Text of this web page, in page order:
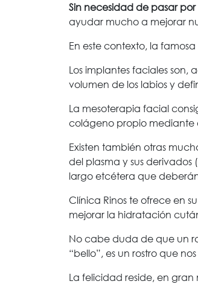
Sin necesidad de pasar
ayudar mucho a mejorar
En este contexto, la
Los implantes faciales
volumen de los labios y
La mesoterapia facial
colágeno propio mediante
Existen también otras
del plasma y sus derivados
largo etcétera que
Clínica Rinos te ofrece en su
mejorar la hidratación
No cabe duda de que un
“bello”, es un rostro que
La felicidad reside, en gran